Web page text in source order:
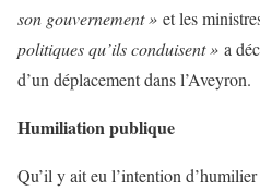
son gouvernement » et les
politiques qu’ils conduisent » a
d’un déplacement dans l’Aveyron.
Humiliation publique
Qu’il y ait eu l’intention